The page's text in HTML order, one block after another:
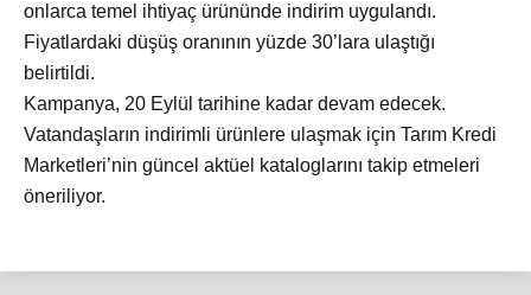
onlarca temel ihtiyaç ürününde indirim uygulandı.
Fiyatlardaki düşüş oranının yüzde 30’lara ulaştığı
belirtildi.
Kampanya, 20 Eylül tarihine kadar devam edecek.
Vatandaşların indirimli ürünlere ulaşmak için Tarım Kredi
Marketleri’nin güncel aktüel kataloglarını takip etmeleri
öneriliyor.